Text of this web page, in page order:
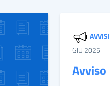
AVVISI
GIU 2025
Avviso